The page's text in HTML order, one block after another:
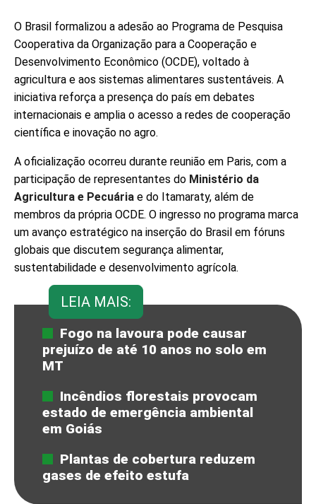
O Brasil formalizou a adesão ao Programa de Pesquisa
Cooperativa da Organização para a Cooperação e
Desenvolvimento Econômico (OCDE), voltado à
agricultura e aos sistemas alimentares sustentáveis. A
iniciativa reforça a presença do país em debates
internacionais e amplia o acesso a redes de cooperação
científica e inovação no agro.
A oficialização ocorreu durante reunião em Paris, com a
participação de representantes do Ministério da
Agricultura e Pecuária e do Itamaraty, além de
membros da própria OCDE. O ingresso no programa marca
um avanço estratégico na inserção do Brasil em fóruns
globais que discutem segurança alimentar,
sustentabilidade e desenvolvimento agrícola.
LEIA MAIS:
Fogo na lavoura pode causar
prejuízo de até 10 anos no solo em
MT
Incêndios florestais provocam
estado de emergência ambiental
em Goiás
Plantas de cobertura reduzem
gases de efeito estufa